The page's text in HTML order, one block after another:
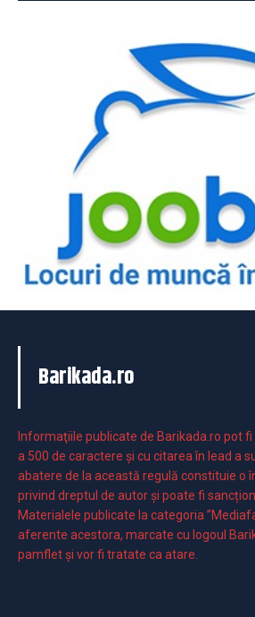
Barikada.ro
Informaţiile publicate de Barikada.ro pot
a 500 de caractere şi cu citarea în lead a
abatere de la această regulă constituie o
privind dreptul de autor și poate fi
Materialele publicate la categoria
aferente acestora, marcate cu logoul
pamflet și vor fi tratate ca atare.